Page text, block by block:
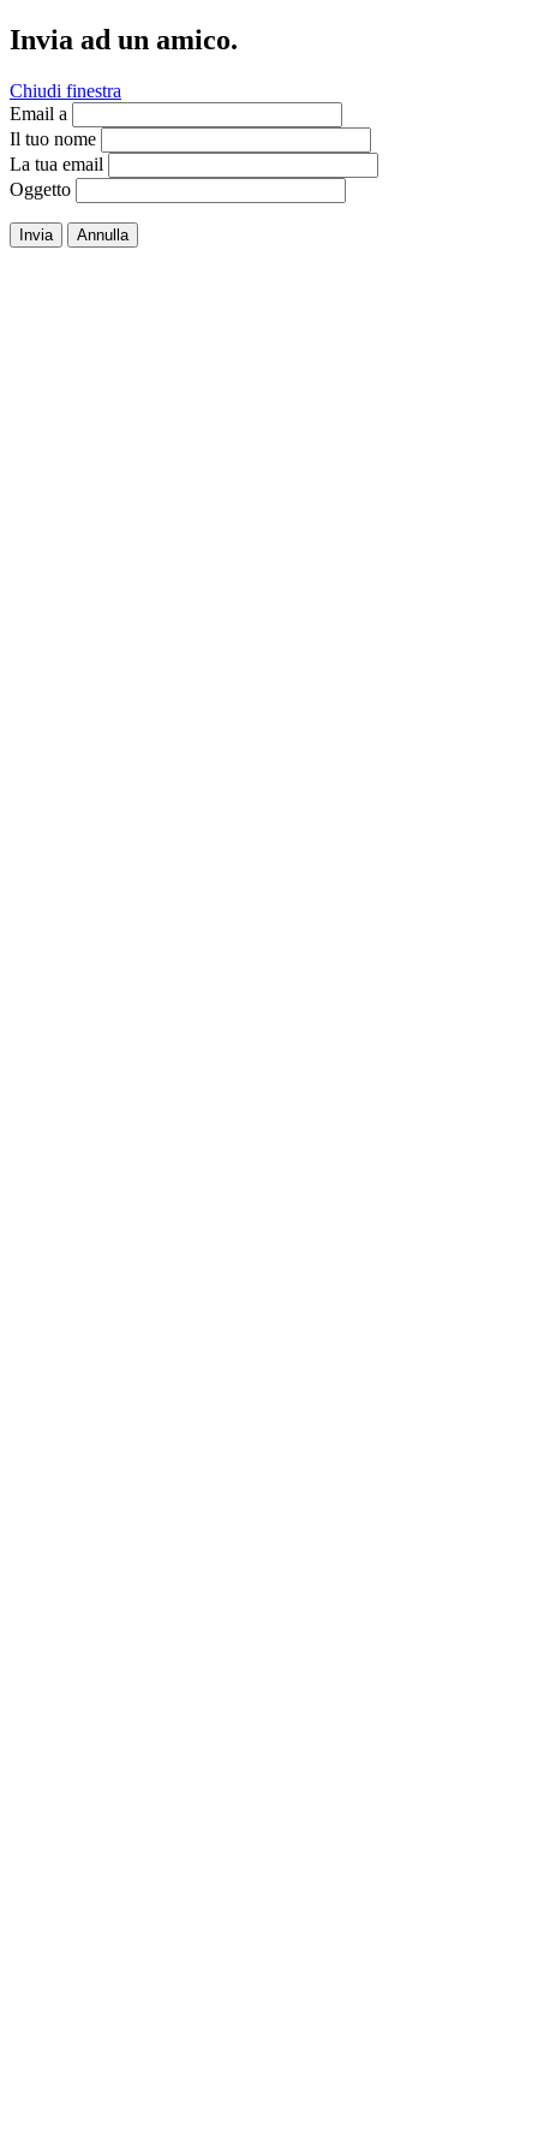
Invia ad un amico.
Chiudi finestra
Email a
Il tuo nome
La tua email
Oggetto
Invia Annulla